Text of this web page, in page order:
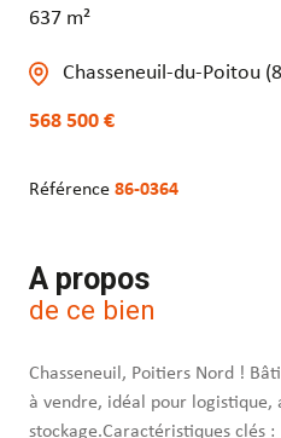
637 m²
Chasseneuil-du-Poitou
568 500 €
Référence 86-0364
A propos
de ce bien
Chasseneuil, Poitiers Nord !
à vendre, idéal pour logistique,
stockage.Caractéristiques clés :